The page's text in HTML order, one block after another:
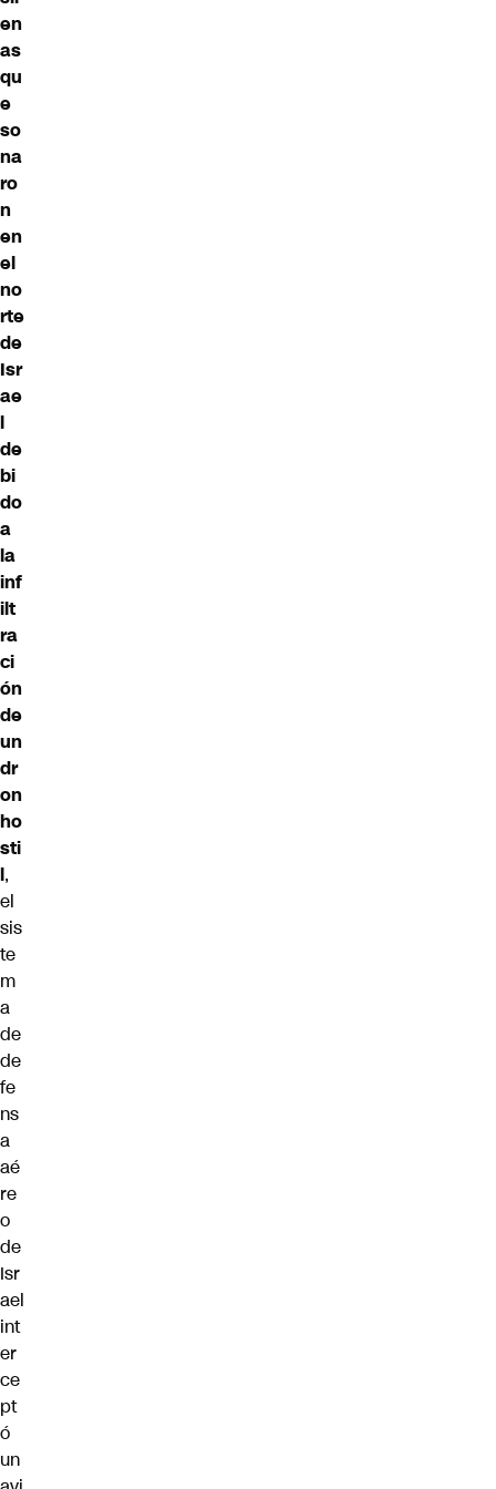
en
as
qu
e
so
na
ro
n
en
el
no
rte
de
Isr
ae
l
de
bi
do
a
la
inf
ilt
ra
ci
ón
de
un
dr
on
ho
sti
l,
el
sis
te
m
a
de
de
fe
ns
a
aé
re
o
de
Isr
ael
int
er
ce
pt
ó
un